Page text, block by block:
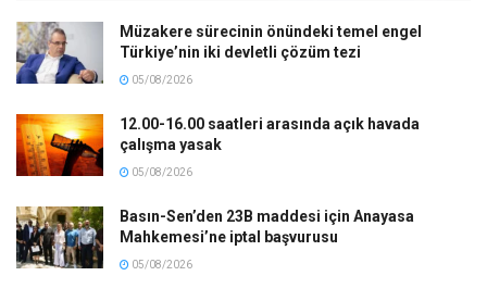
Müzakere sürecinin önündeki temel engel
Türkiye’nin iki devletli çözüm tezi
05/08/2026
12.00-16.00 saatleri arasında açık havada
çalışma yasak
05/08/2026
Basın-Sen’den 23B maddesi için Anayasa
Mahkemesi’ne iptal başvurusu
05/08/2026